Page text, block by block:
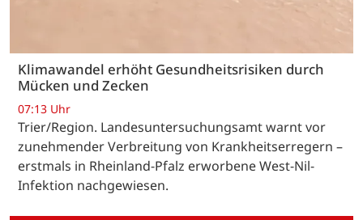
Klimawandel erhöht Gesundheitsrisiken durch
Mücken und Zecken
07:13 Uhr
Trier/Region. Landesuntersuchungsamt warnt vor
zunehmender Verbreitung von Krankheitserregern –
erstmals in Rheinland-Pfalz erworbene West-Nil-
Infektion nachgewiesen.